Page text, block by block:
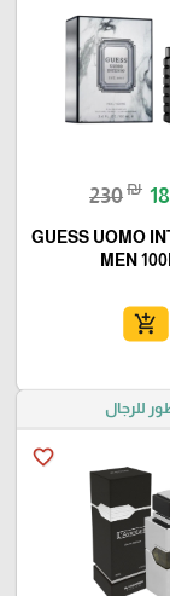
230₪
GUESS UOMO
MEN
add_shopping_cart
للرجال
favorite_border